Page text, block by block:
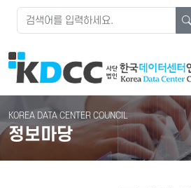
KOREA DATA CENTER COUNCIL
정보마당